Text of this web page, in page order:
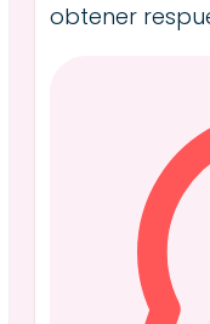
obtener